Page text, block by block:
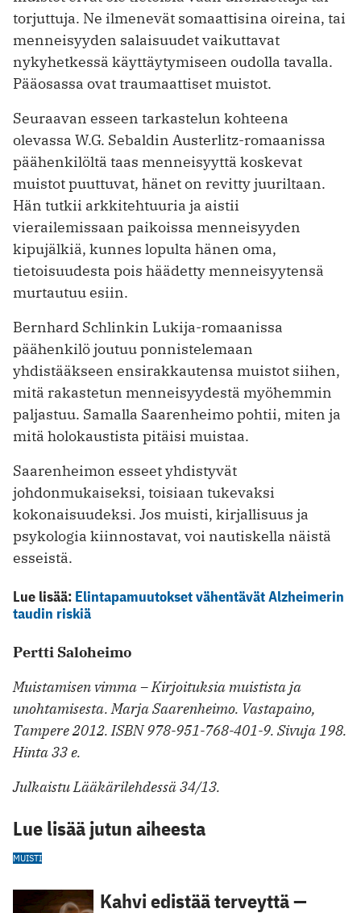
torjuttuja. Ne ilmenevät somaatti­sina oireina, tai
menneisyyden salaisuudet vaikuttavat
nykyhetkessä käyttäytymiseen oudolla tavalla.
Pääosassa ovat traumaattiset muistot.
Seuraavan esseen tarkastelun kohteena
olevassa W.G. Sebaldin Austerlitz-romaanissa
päähenkilöltä taas menneisyyttä koskevat
muistot puuttuvat, hänet on revitty juuriltaan.
Hän tutkii arkkitehtuuria ja aistii
vierailemissaan paikoissa menneisyyden
kipujälkiä, kunnes lopulta hänen oma,
tietoisuudesta pois häädetty menneisyytensä
murtautuu esiin.
Bernhard Schlinkin Lukija-­romaanissa
päähenkilö joutuu ponnistelemaan
yhdistääkseen ensirakkautensa muistot siihen,
mitä rakastetun menneisyydestä myöhemmin
paljastuu. Samalla Saarenheimo pohtii, miten ja
­mitä holokaustista pitäisi muistaa.
Saarenheimon esseet yhdistyvät
johdonmukaiseksi, toisiaan tukevaksi
kokonaisuudeksi. Jos muisti, kirjallisuus ja
psykologia kiinnostavat, voi nautiskella näistä
esseistä.
Lue lisää: Elintapamuutokset vähentävät Alzheimerin
taudin riskiä
Pertti Saloheimo
Muistamisen vimma – Kirjoituksia muistista ja
unohtamisesta. Marja Saarenheimo. Vastapaino,
Tampere 2012. ISBN 978-951-768-401-9. Sivuja 198.
Hinta 33 e.
Julkaistu Lääkärilehdessä 34/13.
Lue lisää jutun aiheesta
MUISTI
Kahvi edistää terveyttä —